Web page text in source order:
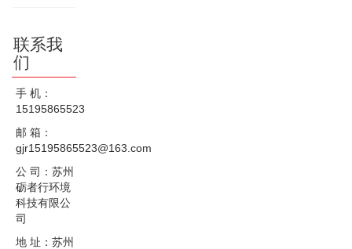
联系我
们
手 机：
15195865523
邮 箱：
gjr15195865523@163.com
公 司：苏州
砺者行环境
科技有限公
司
地 址：苏州